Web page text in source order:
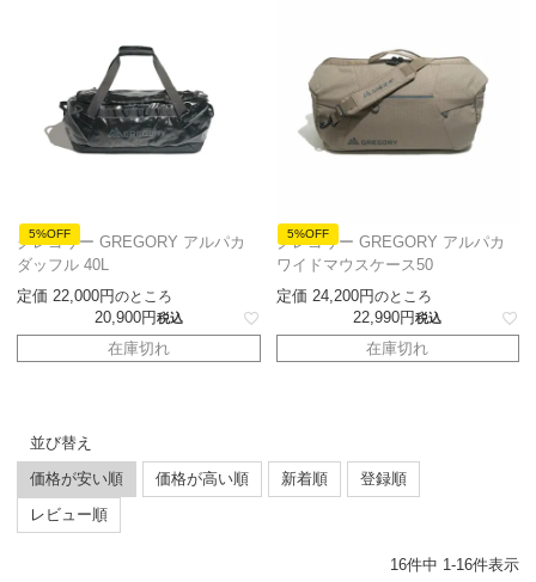
5%OFF
グレゴリー GREGORY アルパカ
ダッフル 40L
定価 22,000 のところ
20,900 税込
在庫切れ
5%OFF
グレゴリー GREGORY アルパカ
ワイドマウスケース50
定価 24,200 のところ
22,990 税込
在庫切れ
並び替え
価格が安い順
価格が高い順 新着順
登録順
レビュー順
16件中 1-16件表示